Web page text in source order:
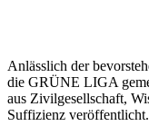
Anlässlich der
die GRÜNE LIGA
aus Zivilgesellschaft,
Suffizienz veröffentlicht.